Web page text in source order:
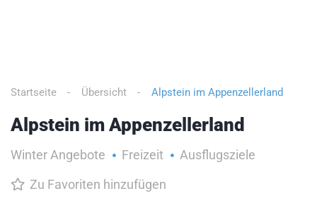
Startseite Übersicht Alpstein im Appenzellerland
Alpstein im Appenzellerland
Winter Angebote Freizeit
Ausflugsziele
Zu Favoriten hinzufügen